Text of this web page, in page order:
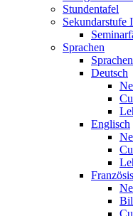
Stundentafel
Sekundarstufe
Sprachen
Deutsch
Englisch